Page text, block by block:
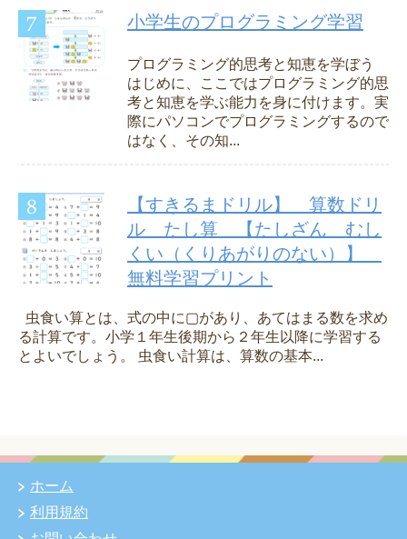
小学生のプログラミング学習
プログラミング的思考と知恵を学ぼう
はじめに、ここではプログラミング的思
考と知恵を学ぶ能力を身に付けます。実
際にパソコンでプログラミングするので
はなく、その知...
【すきるまドリル】 算数ドリ
ル たし算 【たしざん むし
くい（くりあがりのない）】
無料学習プリント
虫食い算とは、式の中に▢があり、あてはまる数を求め
る計算です。小学１年生後期から２年生以降に学習する
とよいでしょう。 虫食い計算は、算数の基本...
ホーム
利用規約